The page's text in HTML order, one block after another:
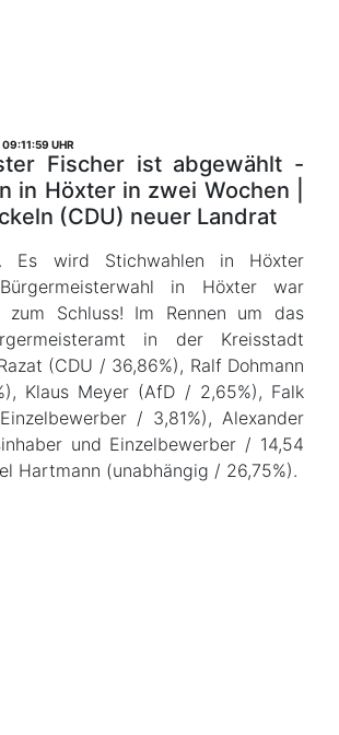
UHR
Fischer ist abgewählt -
in Höxter in zwei Wochen |
(CDU) neuer Landrat
Es wird Stichwahlen in Höxter
in Höxter war
zum Schluss! Im Rennen um das
in der Kreisstadt
(CDU / 36,86%), Ralf Dohmann
Klaus Meyer (AfD / 2,65%), Falk
/ 3,81%), Alexander
und Einzelbewerber / 14,54
Hartmann (unabhängig / 26,75%).